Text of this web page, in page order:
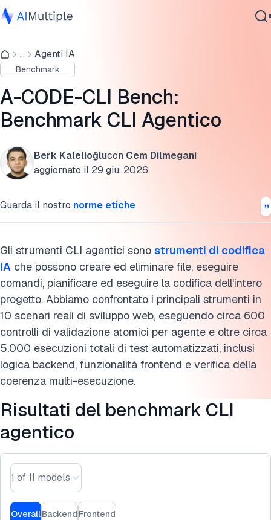
IA Agente
Sicurezza Informatica
Dati
Software Aziendale
Servizi
... Agenti IA
Benchmark
A-CODE-CLI Bench:
Benchmark CLI Agentico
Berk Kalelioğlucon Cem Dilmegani
aggiornato il 29 giu. 2026
Guarda il nostro norme etiche
Gli strumenti CLI agentici sono strumenti di codifica
IA che possono creare ed eliminare file, eseguire
comandi, pianificare ed eseguire la codifica dell'intero
progetto. Abbiamo confrontato i principali strumenti in
10 scenari reali di sviluppo web, eseguendo circa 600
controlli di validazione atomici per agente e oltre circa
5.000 esecuzioni totali di test automatizzati, inclusi
logica backend, funzionalità frontend e verifica della
coerenza multi-esecuzione.
Risultati del benchmark CLI
agentico
1 of 11 models
OverallBackend Frontend
Come funzionano gli strumenti CLI agentici
Radicamento nella ricerca web
Comportamenti degli agenti sull'attività 6
Metodologia
Cita questo benchmark